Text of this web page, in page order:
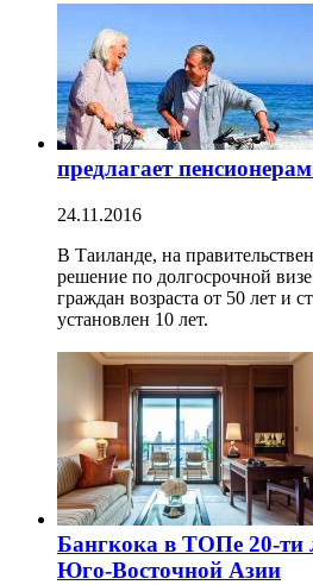
предлагает
24.11.2016
В Таиланде, на
решение по долгосрочной
граждан возраста от 50 лет и
установлен 10 лет.
Бангкока в ТОПе 20-ти
Юго-Восточной Азии